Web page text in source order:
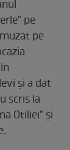
pe
pe
şi a dat
scris la
Otiliei" şi